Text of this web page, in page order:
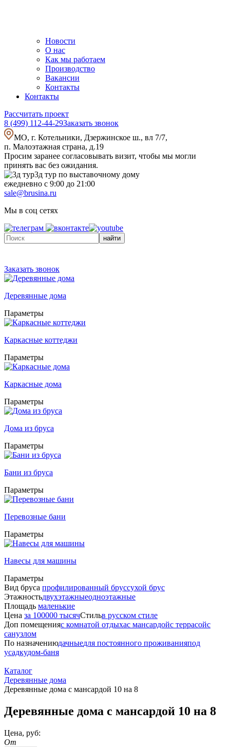
Новости
О нас
Как мы работаем
Производство
Вакансии
Контакты
Контакты
Рассчитать проект
8 (499) 112-44-29Заказать звонок
МО, г. Котельники, Дзержинское ш., вл 7/7,
п. Малоэтажная страна, д.19
Просим заранее согласовывать визит, чтобы мы могли
принять вас без ожидания.
3д тур по выставочному дому
ежедневно с 9:00 до 21:00
sale@brusina.ru
Мы в соц сетях
найти
Заказать звонок
Деревянные дома
Параметры
Каркасные коттеджи
Параметры
Каркасные дома
Параметры
Дома из бруса
Параметры
Бани из бруса
Параметры
Перевозные бани
Параметры
Навесы для машины
Параметры
Вид бруса профилированный бруссухой брус
Этажностьдвухэтажныеодноэтажные
Площадь маленькие
Цена за 100000 тысячСтильв русском стиле
Доп помещенияс комнатой отдыхас мансардойс террасойс
санузлом
По назначениюдачныедля постоянного проживанияпод
усадкудом-баня
Каталог
Деревянные дома
Деревянные дома с мансардой 10 на 8
Деревянные дома с мансардой 10 на 8
Цена, руб:
От